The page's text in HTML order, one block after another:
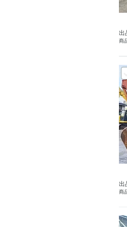
出
商
出
商